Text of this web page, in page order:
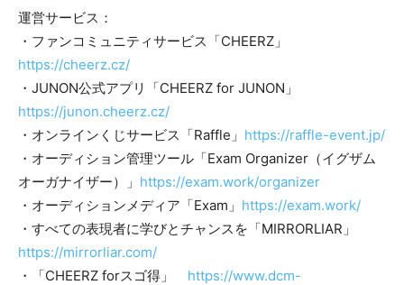
運営サービス：
・ファンコミュニティサービス「CHEERZ」
https://cheerz.cz/
・JUNON公式アプリ「CHEERZ for JUNON」
https://junon.cheerz.cz/
・オンラインくじサービス「Raffle」 https://raffle-event.jp/
・オーディション管理ツール「Exam Organizer（イグザム
オーガナイザー）」 https://exam.work/organizer
・オーディションメディア「Exam」 https://exam.work/
・すべての表現者に学びとチャンスを「MIRRORLIAR」
https://mirrorliar.com/
・「CHEERZ forスゴ得」 https://www.dcm-